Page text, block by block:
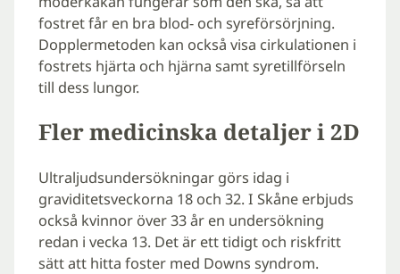
fostret får en bra blod- och syreförsörjning.
Dopplermetoden kan också visa cirkulationen i
fostrets hjärta och hjärna samt syretillförseln
till dess lungor.
Fler medicinska detaljer i 2D
Ultraljudsundersökningar görs idag i
graviditetsveckorna 18 och 32. I Skåne erbjuds
också kvinnor över 33 år en undersökning
redan i vecka 13. Det är ett tidigt och riskfritt
sätt att hitta foster med Downs syndrom.